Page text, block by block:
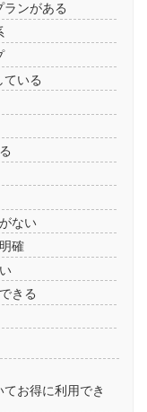
ンがある
ている
ない
確
きる
お得に利用でき